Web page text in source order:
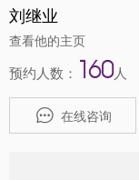
刘继业
查看他的主页
预约人数： 160人
在线咨询